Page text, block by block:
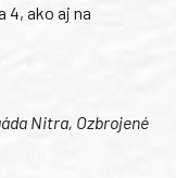
4, ako aj na
Nitra, Ozbrojené